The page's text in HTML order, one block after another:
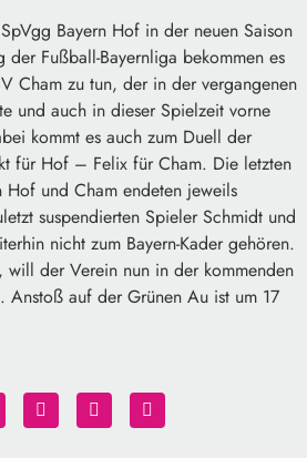
Bayern Hof in der neuen Saison
Fußball-Bayernliga bekommen es
Cham zu tun, der in der vergangenen
und auch in dieser Spielzeit vorne
kommt es auch zum Duell der
für Hof – Felix für Cham. Die letzten
Hof und Cham endeten jeweils
suspendierten Spieler Schmidt und
nicht zum Bayern-Kader gehören.
der Verein nun in der kommenden
Anstoß auf der Grünen Au ist um 17